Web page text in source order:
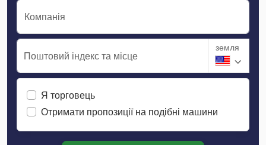
Компанія
Поштовий індекс та місце
земля
Я торговець
Отримати пропозиції на подібні машини